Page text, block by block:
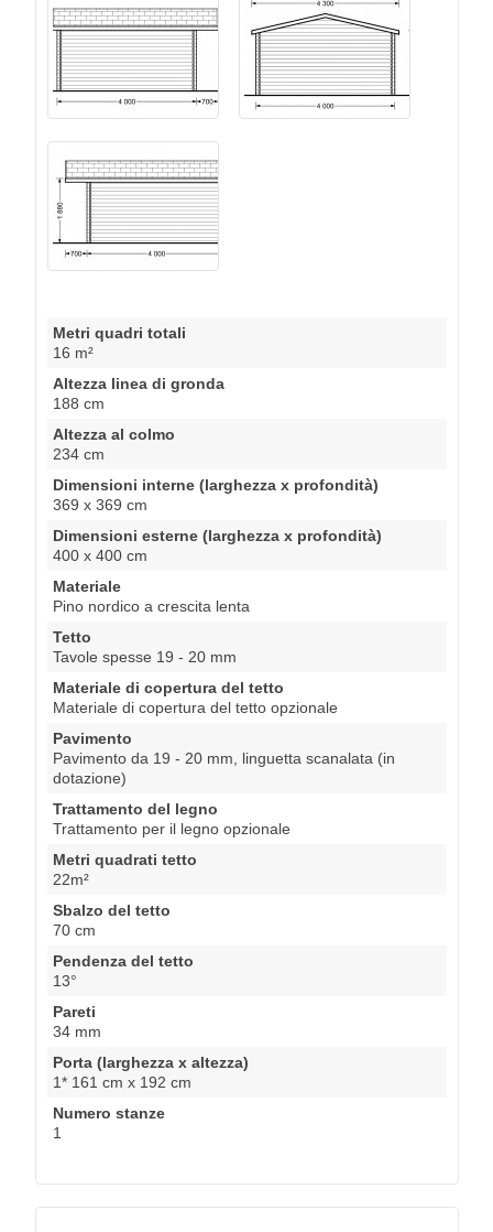
Metri quadri totali
16 m²
Altezza linea di gronda
188 cm
Altezza al colmo
234 cm
Dimensioni interne (larghezza x profondità)
369 x 369 cm
Dimensioni esterne (larghezza x profondità)
400 x 400 cm
Materiale
Pino nordico a crescita lenta
Tetto
Tavole spesse 19 - 20 mm
Materiale di copertura del tetto
Materiale di copertura del tetto opzionale
Pavimento
Pavimento da 19 - 20 mm, linguetta scanalata (in
dotazione)
Trattamento del legno
Trattamento per il legno opzionale
Metri quadrati tetto
22m²
Sbalzo del tetto
70 cm
Pendenza del tetto
13°
Pareti
34 mm
Porta (larghezza x altezza)
1* 161 cm x 192 cm
Numero stanze
1